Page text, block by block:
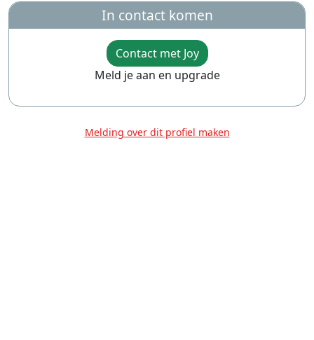
In contact komen
Contact met Joy
Meld je aan en upgrade
Melding over dit profiel maken